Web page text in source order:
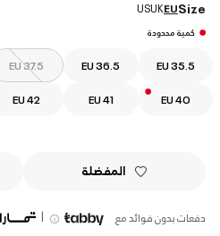
Size
EU
UK
US
كمية محدودة
EU 35.5
EU 36.5
EU 37.5
EU 40
EU 41
EU 42
المفضلة
دفعات بدون فوائد مع |